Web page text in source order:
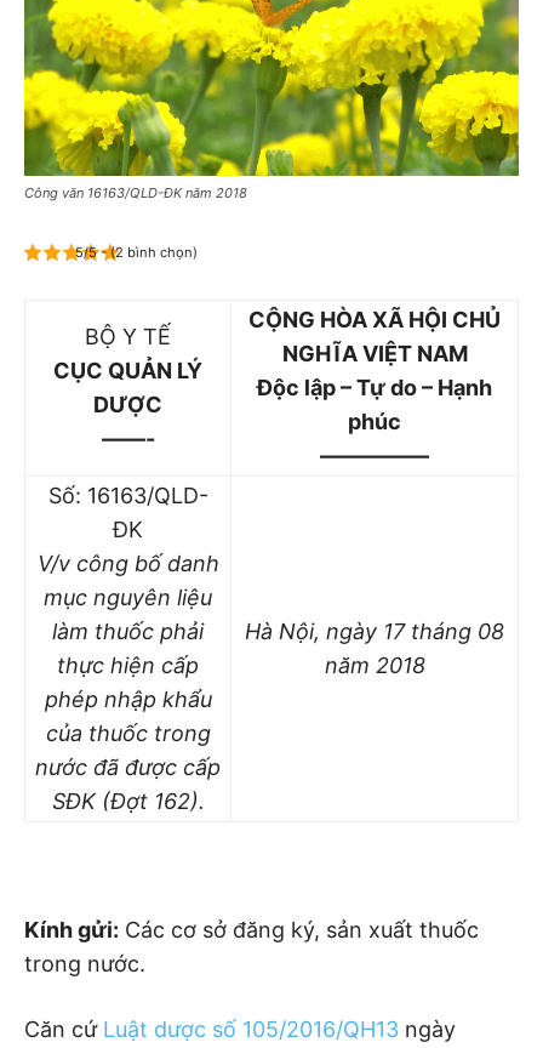
Công văn 16163/QLD-ĐK năm 2018
5/5 - (2 bình chọn)
BỘ Y TẾ
CỤC QUẢN LÝ
DƯỢC
——-
CỘNG HÒA XÃ HỘI CHỦ
NGHĨA VIỆT NAM
Độc lập – Tự do – Hạnh
phúc
—————
Số: 16163/QLD-
ĐK
V/v công bố danh
mục nguyên liệu
làm thuốc phải
thực hiện cấp
phép nhập khẩu
của thuốc trong
nước đã được cấp
SĐK (Đợt 162).
Hà Nội, ngày 17 tháng 08
năm 2018
Kính gửi: Các cơ sở đăng ký, sản xuất thuốc
trong nước.
Căn cứ Luật dược số 105/2016/QH13 ngày